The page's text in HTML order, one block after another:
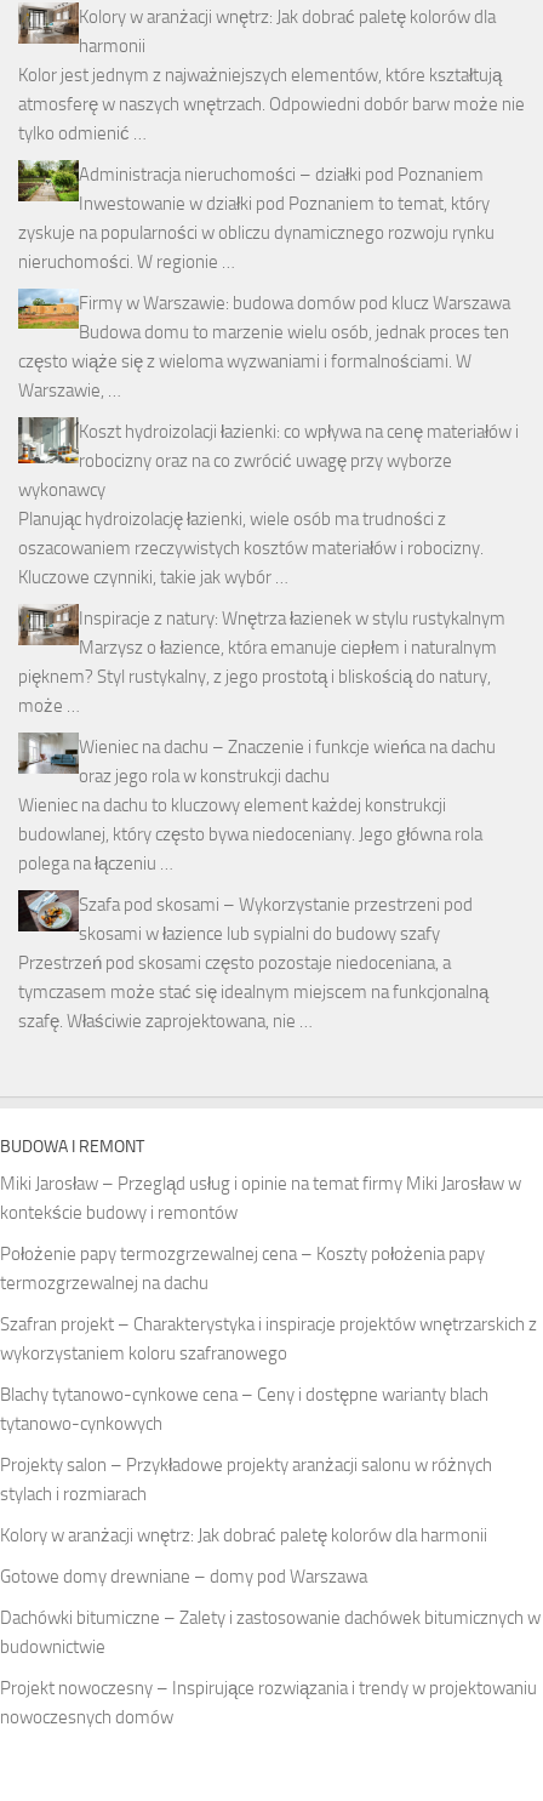
Kolory w aranżacji wnętrz: Jak dobrać paletę kolorów dla
harmonii
Kolor jest jednym z najważniejszych elementów, które kształtują
atmosferę w naszych wnętrzach. Odpowiedni dobór barw może nie
tylko odmienić …
Administracja nieruchomości – działki pod Poznaniem
Inwestowanie w działki pod Poznaniem to temat, który
zyskuje na popularności w obliczu dynamicznego rozwoju rynku
nieruchomości. W regionie …
Firmy w Warszawie: budowa domów pod klucz Warszawa
Budowa domu to marzenie wielu osób, jednak proces ten
często wiąże się z wieloma wyzwaniami i formalnościami. W
Warszawie, …
Koszt hydroizolacji łazienki: co wpływa na cenę materiałów i
robocizny oraz na co zwrócić uwagę przy wyborze
wykonawcy
Planując hydroizolację łazienki, wiele osób ma trudności z
oszacowaniem rzeczywistych kosztów materiałów i robocizny.
Kluczowe czynniki, takie jak wybór …
Inspiracje z natury: Wnętrza łazienek w stylu rustykalnym
Marzysz o łazience, która emanuje ciepłem i naturalnym
pięknem? Styl rustykalny, z jego prostotą i bliskością do natury,
może …
Wieniec na dachu – Znaczenie i funkcje wieńca na dachu
oraz jego rola w konstrukcji dachu
Wieniec na dachu to kluczowy element każdej konstrukcji
budowlanej, który często bywa niedoceniany. Jego główna rola
polega na łączeniu …
Szafa pod skosami – Wykorzystanie przestrzeni pod
skosami w łazience lub sypialni do budowy szafy
Przestrzeń pod skosami często pozostaje niedoceniana, a
tymczasem może stać się idealnym miejscem na funkcjonalną
szafę. Właściwie zaprojektowana, nie …
BUDOWA I REMONT
Miki Jarosław – Przegląd usług i opinie na temat firmy Miki Jarosław w
kontekście budowy i remontów
Położenie papy termozgrzewalnej cena – Koszty położenia papy
termozgrzewalnej na dachu
Szafran projekt – Charakterystyka i inspiracje projektów wnętrzarskich z
wykorzystaniem koloru szafranowego
Blachy tytanowo-cynkowe cena – Ceny i dostępne warianty blach
tytanowo-cynkowych
Projekty salon – Przykładowe projekty aranżacji salonu w różnych
stylach i rozmiarach
Kolory w aranżacji wnętrz: Jak dobrać paletę kolorów dla harmonii
Gotowe domy drewniane – domy pod Warszawa
Dachówki bitumiczne – Zalety i zastosowanie dachówek bitumicznych w
budownictwie
Projekt nowoczesny – Inspirujące rozwiązania i trendy w projektowaniu
nowoczesnych domów